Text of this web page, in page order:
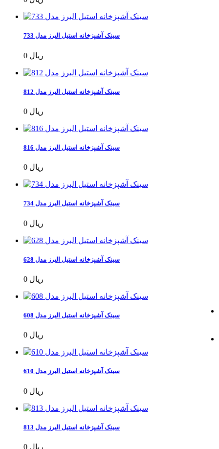
سینک آشپزخانه استیل البرز مدل 733
0 ریال
سینک آشپزخانه استیل البرز مدل 812
0 ریال
سینک آشپزخانه استیل البرز مدل 816
0 ریال
سینک آشپزخانه استیل البرز مدل 734
0 ریال
سینک آشپزخانه استیل البرز مدل 628
0 ریال
سینک آشپزخانه استیل البرز مدل 608
0 ریال
سینک آشپزخانه استیل البرز مدل 610
0 ریال
سینک آشپزخانه استیل البرز مدل 813
0 ریال